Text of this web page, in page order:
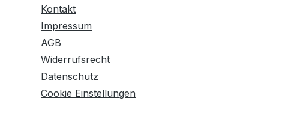
Kontakt
Impressum
AGB
Widerrufsrecht
Datenschutz
Cookie Einstellungen